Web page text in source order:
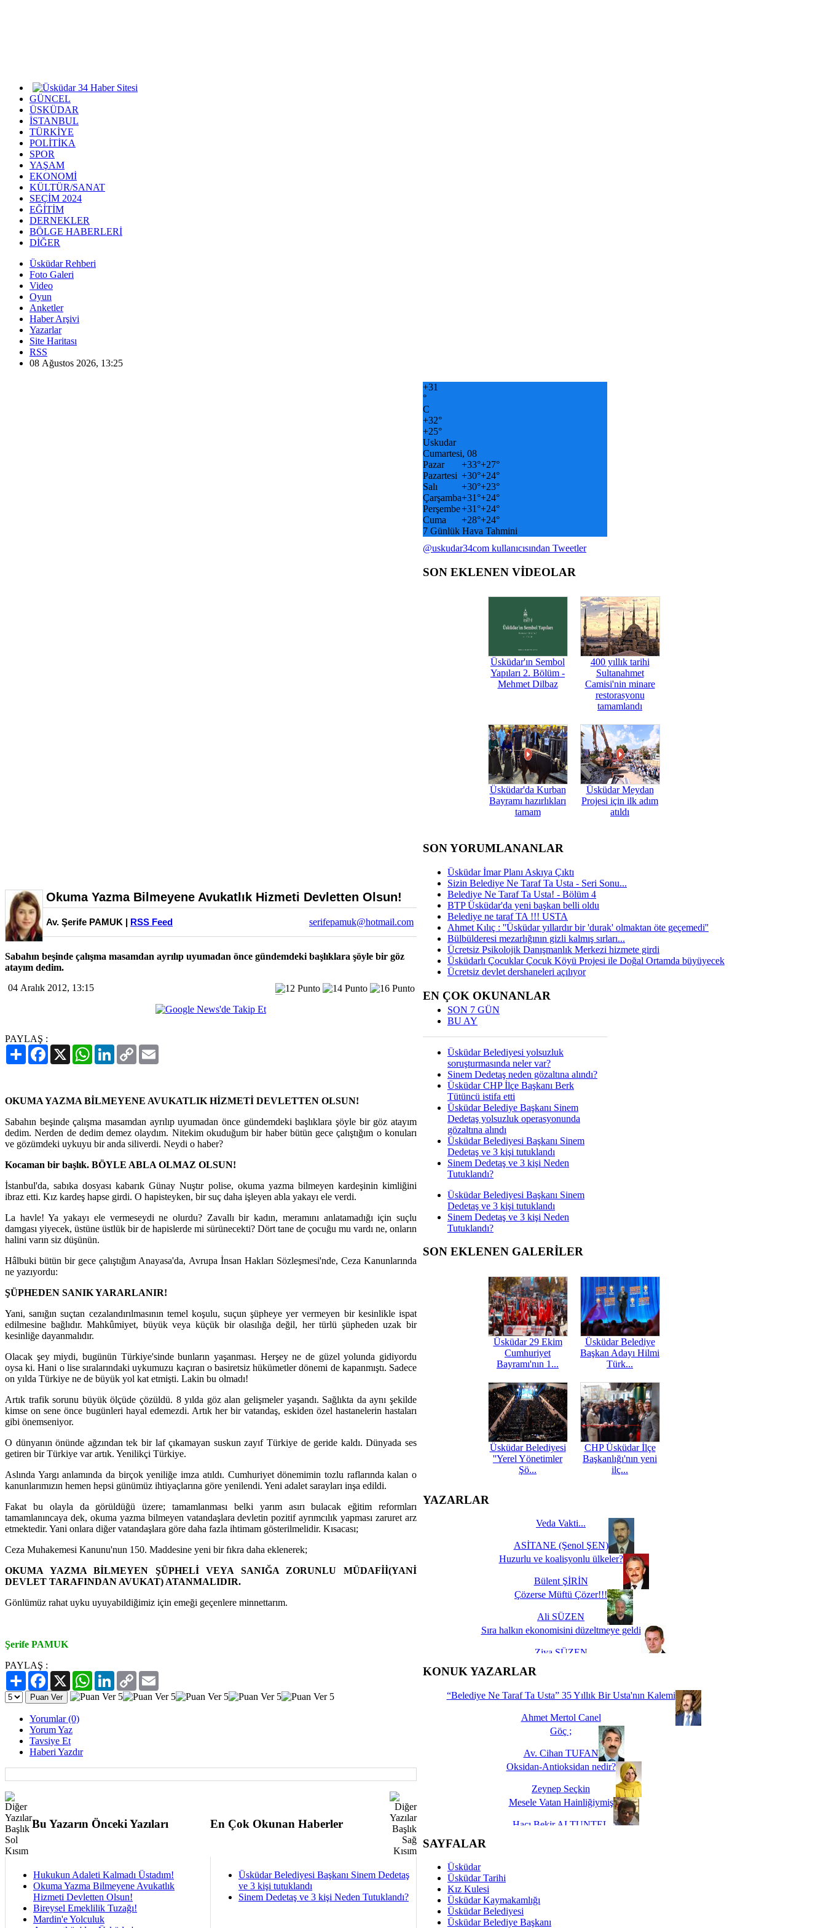
GÜNCEL
ÜSKÜDAR
İSTANBUL
TÜRKİYE
POLİTİKA
SPOR
YAŞAM
EKONOMİ
KÜLTÜR/SANAT
SEÇİM 2024
EĞİTİM
DERNEKLER
BÖLGE HABERLERİ
DİĞER
Üsküdar Rehberi
Foto Galeri
Video
Oyun
Anketler
Haber Arşivi
Yazarlar
Site Haritası
RSS
08 Ağustos 2026, 13:25
Okuma Yazma Bilmeyene Avukatlık Hizmeti Devletten Olsun!
Av. Şerife PAMUK | RSS Feed serifepamuk@hotmail.com
Sabahın beşinde çalışma masamdan ayrılıp uyumadan önce gündemdeki başlıklara şöyle bir göz
atayım dedim.
04 Aralık 2012, 13:15
PAYLAŞ :
PaylaşFacebook
X WhatsAppLinkedIn
Copy
Link
OKUMA YAZMA BİLMEYENE AVUKATLIK HİZMETİ DEVLETTEN OLSUN!
Sabahın beşinde çalışma masamdan ayrılıp uyumadan önce gündemdeki başlıklara şöyle bir göz atayım
dedim. Nerden de dedim demez olaydım. Nitekim okuduğum bir haber bütün gece çalıştığım o konuları
ve gözümdeki uykuyu bir anda siliverdi. Neydi o haber?
Kocaman bir başlık. BÖYLE ABLA OLMAZ OLSUN!
İstanbul'da, sabıka dosyası kabarık Günay Nuştır polise, okuma yazma bilmeyen kardeşinin kimliğini
ibraz etti. Kız kardeş hapse girdi. O hapisteyken, bir suç daha işleyen abla yakayı ele verdi.
La havle! Ya yakayı ele vermeseydi ne olurdu? Zavallı bir kadın, meramını anlatamadığı için suçlu
damgası yiyecek, üstüne üstlük bir de hapislerde mi sürünecekti? Dört tane de çocuğu mu vardı ne, onların
halini varın siz düşünün.
Hâlbuki bütün bir gece çalıştığım Anayasa'da, Avrupa İnsan Hakları Sözleşmesi'nde, Ceza Kanunlarında
ne yazıyordu:
ŞÜPHEDEN SANIK YARARLANIR!
Yani, sanığın suçtan cezalandırılmasının temel koşulu, suçun şüpheye yer vermeyen bir kesinlikle ispat
edilmesine bağlıdır. Mahkûmiyet, büyük veya küçük bir olasılığa değil, her türlü şüpheden uzak bir
kesinliğe dayanmalıdır.
Olacak şey miydi, bugünün Türkiye'sinde bunların yaşanması. Herşey ne de güzel yolunda gidiyordu
oysa ki. Hani o lise sıralarındaki uykumuzu kaçıran o basiretsiz hükümetler dönemi de kapanmıştı. Sadece
on yılda Türkiye ne de büyük yol kat etmişti. Lakin bu olmadı!
Artık trafik sorunu büyük ölçüde çözüldü. 8 yılda göz alan gelişmeler yaşandı. Sağlıkta da aynı şekilde
kimse on sene önce bugünleri hayal edemezdi. Artık her bir vatandaş, eskiden özel hastanelerin hastaları
gibi önemseniyor.
O dünyanın önünde ağzından tek bir laf çıkamayan suskun zayıf Türkiye de geride kaldı. Dünyada ses
getiren bir Türkiye var artık. Yenilikçi Türkiye.
Aslında Yargı anlamında da birçok yeniliğe imza atıldı. Cumhuriyet dönemimin tozlu raflarında kalan o
kanunlarımızın hemen hepsi günümüz ihtiyaçlarına göre yenilendi. Yeni adalet sarayları inşa edildi.
Fakat bu olayla da görüldüğü üzere; tamamlanması belki yarım asırı bulacak eğitim reformları
tamamlanıncaya dek, okuma yazma bilmeyen vatandaşlara devletin pozitif ayrımcılık yapması zaruret arz
etmektedir. Yani onlara diğer vatandaşlara göre daha fazla ihtimam gösterilmelidir. Kısacası;
Ceza Muhakemesi Kanunu'nun 150. Maddesine yeni bir fıkra daha eklenerek;
OKUMA YAZMA BİLMEYEN ŞÜPHELİ VEYA SANIĞA ZORUNLU MÜDAFİİ(YANİ
DEVLET TARAFINDAN AVUKAT) ATANMALIDIR.
Gönlümüz rahat uyku uyuyabildiğimiz için emeği geçenlere minnettarım.
Şerife PAMUK
PAYLAŞ :
PaylaşFacebook
X WhatsAppLinkedIn
Copy
Link
Yorumlar (0)
Yorum Yaz
Tavsiye Et
Haberi Yazdır
Bu Yazarın Önceki Yazıları En Çok Okunan Haberler
Hukukun Adaleti Kalmadı Üstadım!
Okuma Yazma Bilmeyene Avukatlık
Hizmeti Devletten Olsun!
Bireysel Emeklilik Tuzağı!
Mardin'e Yolculuk
Üsküdar Belediyesi Başkanı Sinem Dedetaş
ve 3 kişi tutuklandı
Sinem Dedetaş ve 3 kişi Neden Tutuklandı?
+31
°
C
+32°
+25°
Uskudar
Cumartesi, 08
Pazar
+33°+27°
Pazartesi +30°+24°
Salı
+30°+23°
Çarşamba+31°+24°
Perşembe+31°+24°
Cuma
+28°+24°
7 Günlük Hava Tahmini
@uskudar34com kullanıcısından Tweetler
SON EKLENEN VİDEOLAR
Üsküdar'ın Sembol
Yapıları 2. Bölüm -
Mehmet Dilbaz
400 yıllık tarihi
Sultanahmet
Camisi'nin minare
restorasyonu
tamamlandı
Üsküdar'da Kurban
Bayramı hazırlıkları
tamam
Üsküdar Meydan
Projesi için ilk adım
atıldı
SON YORUMLANANLAR
Üsküdar İmar Planı Askıya Çıktı
Sizin Belediye Ne Taraf Ta Usta - Seri Sonu...
Belediye Ne Taraf Ta Usta! - Bölüm 4
BTP Üsküdar'da yeni başkan belli oldu
Belediye ne taraf TA !!! USTA
Ahmet Kılıç : ''Üsküdar yıllardır bir 'durak' olmaktan öte geçemedi''
Bülbülderesi mezarlığının gizli kalmış sırları...
Ücretsiz Psikolojik Danışmanlık Merkezi hizmete girdi
Üsküdarlı Çocuklar Çocuk Köyü Projesi ile Doğal Ortamda büyüyecek
Ücretsiz devlet dershaneleri açılıyor
EN ÇOK OKUNANLAR
SON 7 GÜN
BU AY
Üsküdar Belediyesi yolsuzluk
soruşturmasında neler var?
Sinem Dedetaş neden gözaltına alındı?
Üsküdar CHP İlçe Başkanı Berk
Tütüncü istifa etti
Üsküdar Belediye Başkanı Sinem
Dedetaş yolsuzluk operasyonunda
gözaltına alındı
Üsküdar Belediyesi Başkanı Sinem
Dedetaş ve 3 kişi tutuklandı
Sinem Dedetaş ve 3 kişi Neden
Tutuklandı?
Üsküdar Belediyesi Başkanı Sinem
Dedetaş ve 3 kişi tutuklandı
Sinem Dedetaş ve 3 kişi Neden
Tutuklandı?
SON EKLENEN GALERİLER
Üsküdar 29 Ekim
Cumhuriyet
Bayramı'nın 1...
Üsküdar Belediye
Başkan Adayı Hilmi
Türk...
Üsküdar Belediyesi
''Yerel Yönetimler
Şö...
CHP Üsküdar İlçe
Başkanlığı'nın yeni
ilç...
YAZARLAR
Veda Vakti...
ASİTANE (Şenol ŞEN)
Huzurlu ve koalisyonlu ülkeler?
Bülent ŞİRİN
Çözerse Müftü Çözer!!!
Ali SÜZEN
Sıra halkın ekonomisini düzeltmeye geldi
Ziya SÜZEN
İşte Biz buyuz...
KONUK YAZARLAR
“Belediye Ne Taraf Ta Usta” 35 Yıllık Bir Usta'nın Kalemi
Ahmet Mertol Canel
Göç ;
Av. Cihan TUFAN
Oksidan-Antioksidan nedir?
Zeynep Seçkin
Mesele Vatan Hainliğiymiş
Hacı Bekir ALTUNTEL
Dünya Fani, Ama Kısa Bir Süre De Olsa Burdayız
Savaş ŞENEL
Hukukun Adaleti Kalmadı Üstadım!
SAYFALAR
Üsküdar
Üsküdar Tarihi
Kız Kulesi
Üsküdar Kaymakamlığı
Üsküdar Belediyesi
Üsküdar Belediye Başkanı